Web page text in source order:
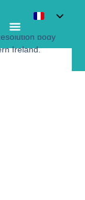
bus and
body
Ireland.